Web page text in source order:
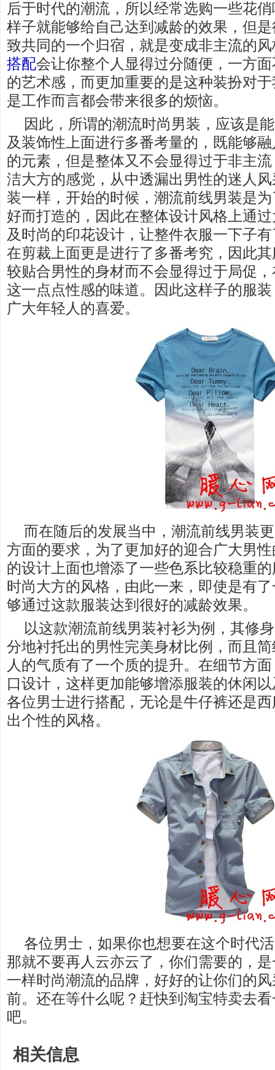
后于时代的潮流，所以经常选购一些花
样子就能够给自己达到减龄的效果，但
致共同的一个归宿，就是变成非主流的
搭配会让你整个人显得过分随便，一方
的艺术感，而更加重要的是这种装扮对
是工作而言都会带来很多的烦恼。
因此，所谓的潮流时尚男装，应该是
及装饰性上面进行多番考量的，既能够
的元素，但是整体又不会显得过于非主
洁大方的感觉，从中透漏出男性的迷人
装一样，开始的时候，潮流前线男装是
好而打造的，因此在整体设计风格上通
及时尚的印花设计，让整件衣服一下子
在剪裁上面更是进行了多番考究，因此
较贴合男性的身材而不会显得过于局促
这一点点性感的味道。因此这样子的服
广大年轻人的喜爱。
而在随后的发展当中，潮流前线男装
方面的要求，为了更加好的迎合广大男
的设计上面也增添了一些色系比较稳重
时尚大方的风格，由此一来，即使是有
够通过这款服装达到很好的减龄效果。
以这款潮流前线男装衬衫为例，其修
分地衬托出的男性完美身材比例，而且
人的气质有了一个质的提升。在细节方
口设计，这样更加能够增添服装的休闲
各位男士进行搭配，无论是牛仔裤还是
出个性的风格。
各位男士，如果你也想要在这个时代
那就不要再人云亦云了，你们需要的，
一样时尚潮流的品牌，好好的让你们的
前。还在等什么呢？赶快到淘宝特卖去
吧。
相关信息